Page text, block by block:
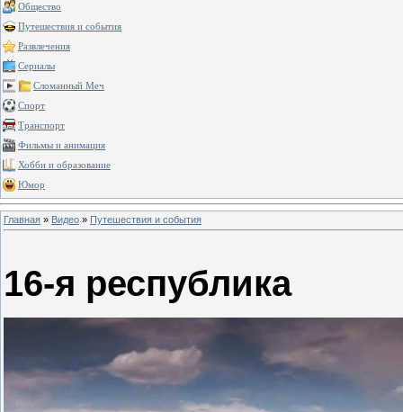
Общество
Путешествия и события
Развлечения
Сериалы
Сломанный Меч
Спорт
Транспорт
Фильмы и анимация
Хобби и образование
Юмор
Главная » Видео » Путешествия и события
16-я республика